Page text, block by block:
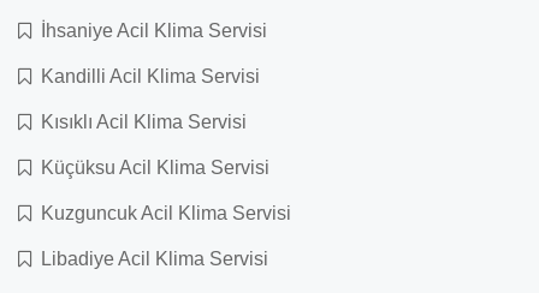
İhsaniye Acil Klima Servisi
Kandilli Acil Klima Servisi
Kısıklı Acil Klima Servisi
Küçüksu Acil Klima Servisi
Kuzguncuk Acil Klima Servisi
Libadiye Acil Klima Servisi